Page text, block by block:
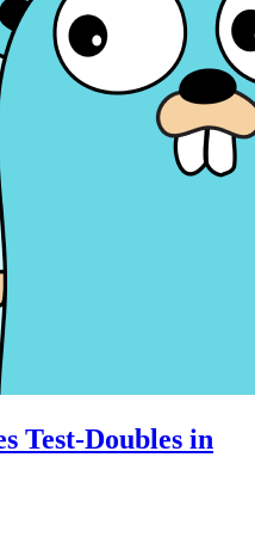
Test-Doubles in